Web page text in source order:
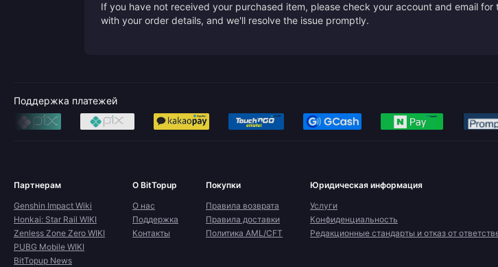
If you have not received your purchased item, please check your account and email
with your order details, and we'll resolve the issue promptly.
Поддержка платежей
Партнерам
Genshin Impact Wiki
Honkai: Star Rail WIKI
Zenless Zone Zero WIKI
PUBG Mobile WIKI
BitTopup News
О BitTopup
О нас
Поддержка
Контакты
Покупки
Правила возврата
Правила доставки
Политика AML/CFT
Юридическая информация
Услуги
Конфиденциальность
Редакционные стандарты и отказ от